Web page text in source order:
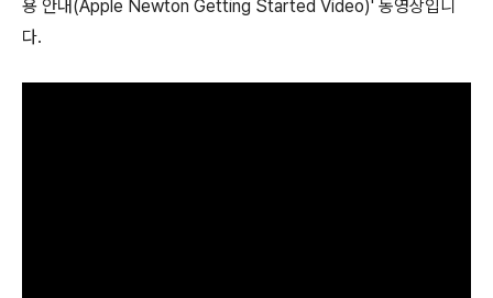
용 안내(Apple Newton Getting Started Video)' 동영상입니
다.